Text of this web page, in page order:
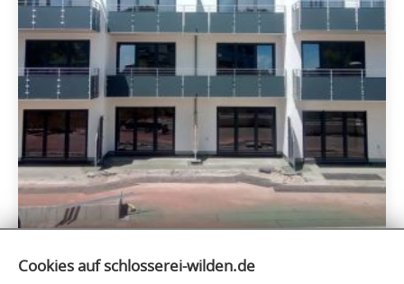
Balkonanlage
Cookies auf schlosserei-wilden.de